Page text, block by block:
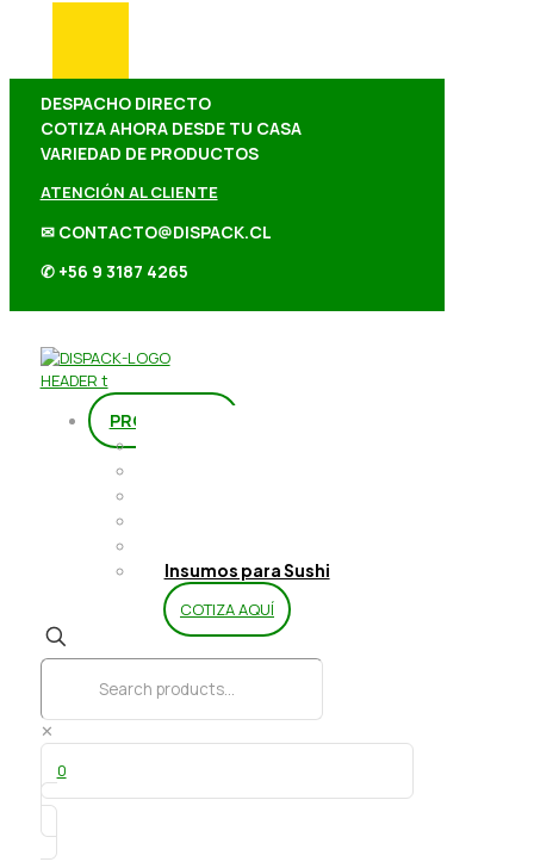
DESPACHO DIRECTO
COTIZA AHORA DESDE TU CASA
VARIEDAD DE PRODUCTOS
ATENCIÓN AL CLIENTE
✉ CONTACTO@DISPACK.CL
✆ +56 9 3187 4265
PRODUCTOS
Insumos para Sushi
COTIZA AQUÍ
✕
0